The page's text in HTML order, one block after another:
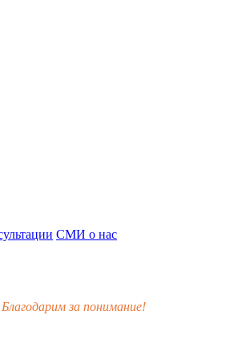
СМИ о нас
за понимание!